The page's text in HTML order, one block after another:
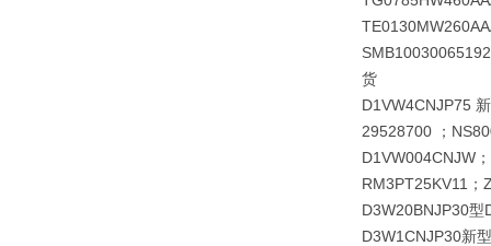
货
D1VW4CNJP75
29528700 ；
D1VW004CNJW
RM3PT25KV11
D3W20BNJP30
D3W1CNJP30新